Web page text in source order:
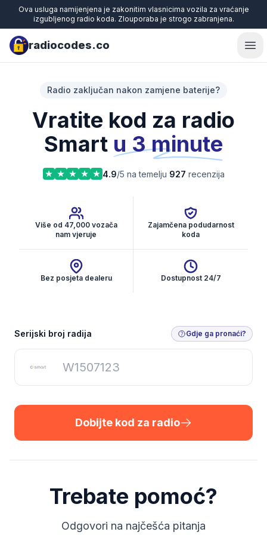
Ova usluga namijenjena je zakonitim vlasnicima vozila za vraćanje
izgubljenog radio koda. Zlouporaba je strogo zabranjena.
radiocodes.co
Radio zaključan nakon zamjene baterije?
Vratite kod za radio
Smart u 3 minute
4.9/5 na temelju 927 recenzija
Više od 47,000 vozača
nam vjeruje
Zajamčena podudarnost
koda
Bez posjeta dealeru Dostupnost 24/7
Dobijte kod za radio
Serijski broj radija Gdje ga pronaći?
Dobijte kod za radio
Trebate pomoć?
Odgovori na najčešća pitanja